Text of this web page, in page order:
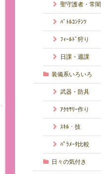
聖守護者・常闇
ﾊﾞﾄﾙｺﾝﾃﾝﾂ
ﾌｨｰﾙﾄﾞ狩り
日課・週課
装備系いろいろ
武器・防具
ｱｸｾｻﾘｰ作り
ｽｷﾙ・技
ﾊﾟﾗﾒｰﾀ比較
日々の気付き